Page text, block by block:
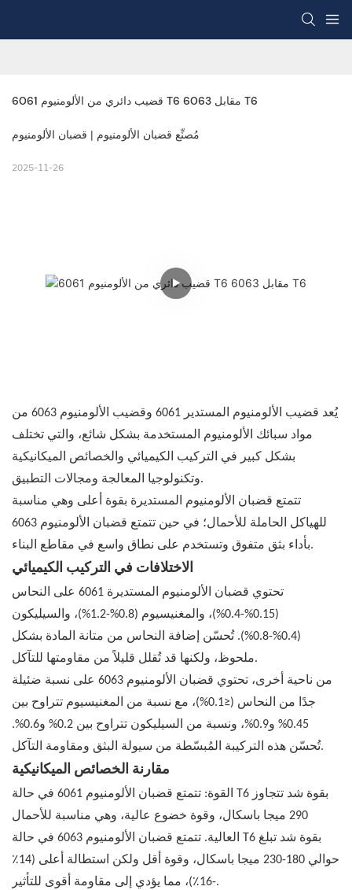
قضيب دائري من الألومنيوم 6061 T6 مقابل 6063 T6
مُصنِّع قضبان الألومنيوم | قضبان الألومنيوم
2025-11-26
يُعد قضيب الألومنيوم المستدير 6061 وقضيب الألومنيوم 6063 من
مواد سبائك الألومنيوم المستخدمة بشكل شائع، والتي تختلف
بشكل كبير في التركيب الكيميائي والخصائص الميكانيكية
وتكنولوجيا المعالجة ومجالات التطبيق.
تتمتع قضبان الألومنيوم المستديرة بقوة أعلى وهي مناسبة
للهياكل الحاملة للأحمال؛ في حين تتمتع قضبان الألومنيوم 6063
بأداء بثق متفوق وتستخدم على نطاق واسع في مقاطع البناء.
الاختلافات في التركيب الكيميائي
تحتوي قضبان الألومنيوم المستديرة 6061 على النحاس
(0.15%-0.4%)، والمغنيسيوم (0.8%-1.2%)، والسيليكون
(0.4%-0.8%). تُحسّن إضافة النحاس من متانة المادة بشكل
ملحوظ، ولكنها قد تُقلل قليلاً من مقاومتها للتآكل.
من ناحية أخرى، تحتوي قضبان الألومنيوم 6063 على نسبة ضئيلة
جدًا من النحاس (≤0.1%)، مع نسبة من المغنيسيوم تتراوح بين
0.45% و0.9%، ونسبة من السيليكون تتراوح بين 0.2% و0.6%.
تُحسّن هذه التركيبة المُبسّطة من سيولة البثق ومقاومة التآكل.
مقارنة الخصائص الميكانيكية
القوة: تتمتع قضبان الألومنيوم 6061 في حالة T6 بقوة شد تتجاوز
290 ميجا باسكال، وقوة خضوع عالية، وهي مناسبة للأحمال
العالية. تتمتع قضبان الألومنيوم 6063 في حالة T6 بقوة شد تبلغ
حوالي 180-230 ميجا باسكال، وقوة أقل ولكن استطالة أعلى (14٪
-16٪)، مما يؤدي إلى مقاومة أقوى للتأثير.